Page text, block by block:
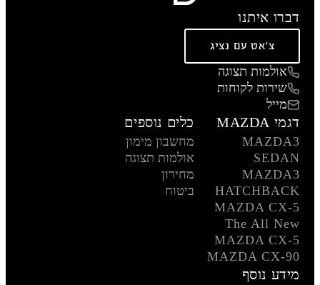
דברו איתנו
צ'אט עם נציג
אולמות תצוגה
שירות לקוחות
מייל
דגמי MAZDA
MAZDA3
SEDAN
MAZDA3
HATCHBACK
MAZDA CX-5
The All New
MAZDA CX-5
MAZDA CX-90
כלים נוספים
מחשבון מימון
אולמות תצוגה
מחירון
ביטוח
מידע נוסף